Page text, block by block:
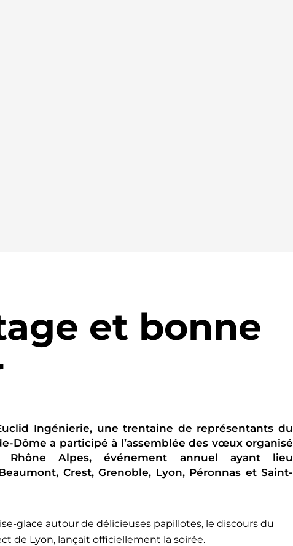
et bonne
Ingénierie, une trentaine de représentants du
Dôme a participé à l’assemblée des vœux organisé
Rhône Alpes, événement annuel ayant lieu
Crest, Grenoble, Lyon, Péronnas et Saint-
glace autour de délicieuses papillotes, le discours du
de Lyon, lançait officiellement la soirée.